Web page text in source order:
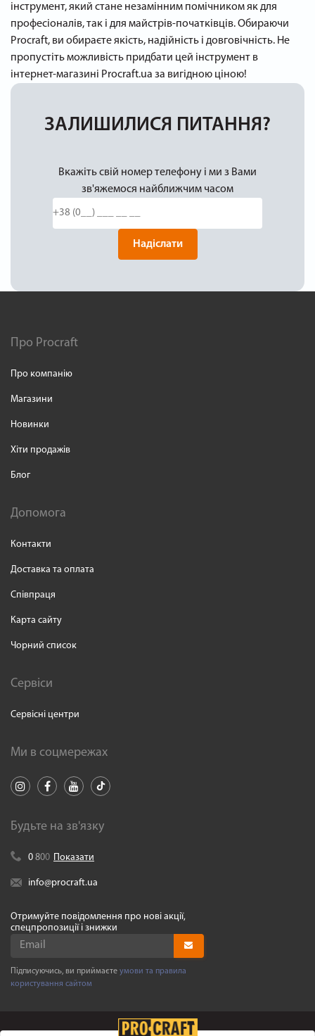
інструмент, який стане незамінним помічником як для
професіоналів, так і для майстрів-початківців. Обираючи
Procraft, ви обираєте якість, надійність і довговічність. Не
пропустіть можливість придбати цей інструмент в
інтернет-магазині Procraft.ua за вигідною ціною!
ЗАЛИШИЛИСЯ ПИТАННЯ?
Вкажіть свій номер телефону і ми з Вами
зв'яжемося найближчим часом
Надіслати
Про Procraft
Про компанію
Магазини
Новинки
Хіти продажів
Блог
Допомога
Контакти
Доставка та оплата
Співпраця
Карта сайту
Чорний список
Сервіси
Сервісні центри
Ми в соцмережах
Будьте на зв'язку
0 800 Показати
info@procraft.ua
Отримуйте повідомлення про нові акції,
спецпропозиції і знижки
Підписуючись, ви приймаєте умови та правила
користування сайтом